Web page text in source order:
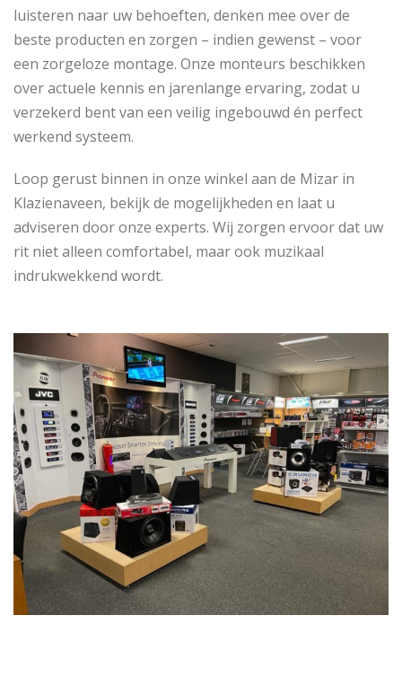
luisteren naar uw behoeften, denken mee over de
beste producten en zorgen – indien gewenst – voor
een zorgeloze montage. Onze monteurs beschikken
over actuele kennis en jarenlange ervaring, zodat u
verzekerd bent van een veilig ingebouwd én perfect
werkend systeem.
Loop gerust binnen in onze winkel aan de Mizar in
Klazienaveen, bekijk de mogelijkheden en laat u
adviseren door onze experts. Wij zorgen ervoor dat uw
rit niet alleen comfortabel, maar ook muzikaal
indrukwekkend wordt.